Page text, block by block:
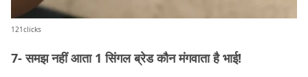
121clicks
7- समझ नहीं आता 1 सिंगल ब्रेड कौन मंगवाता है भाई!